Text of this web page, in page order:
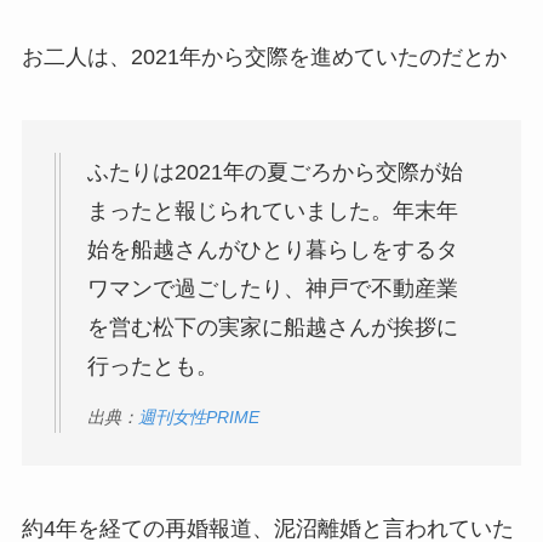
お二人は、2021年から交際を進めていたのだとか
ふたりは2021年の夏ごろから交際が始
まったと報じられていました。年末年
始を船越さんがひとり暮らしをするタ
ワマンで過ごしたり、神戸で不動産業
を営む松下の実家に船越さんが挨拶に
行ったとも。
出典： 週刊女性PRIME
約4年を経ての再婚報道、泥沼離婚と言われていた